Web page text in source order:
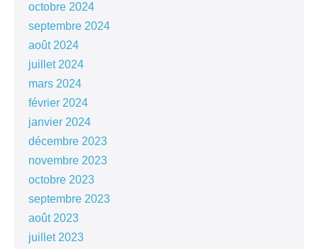
octobre 2024
septembre 2024
août 2024
juillet 2024
mars 2024
février 2024
janvier 2024
décembre 2023
novembre 2023
octobre 2023
septembre 2023
août 2023
juillet 2023